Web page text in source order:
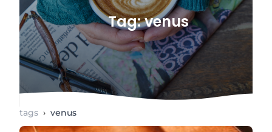
Tag: venus
tags › venus